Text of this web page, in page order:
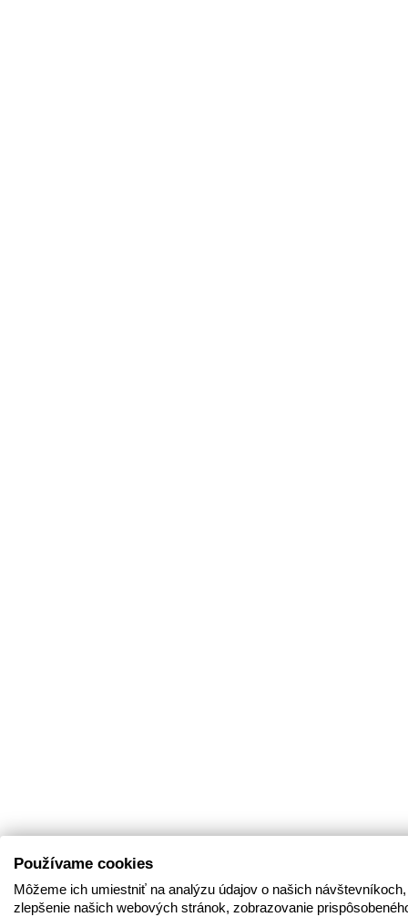
Používame cookies
Môžeme ich umiestniť na analýzu údajov o našich
zlepšenie našich webových stránok, zobrazovanie